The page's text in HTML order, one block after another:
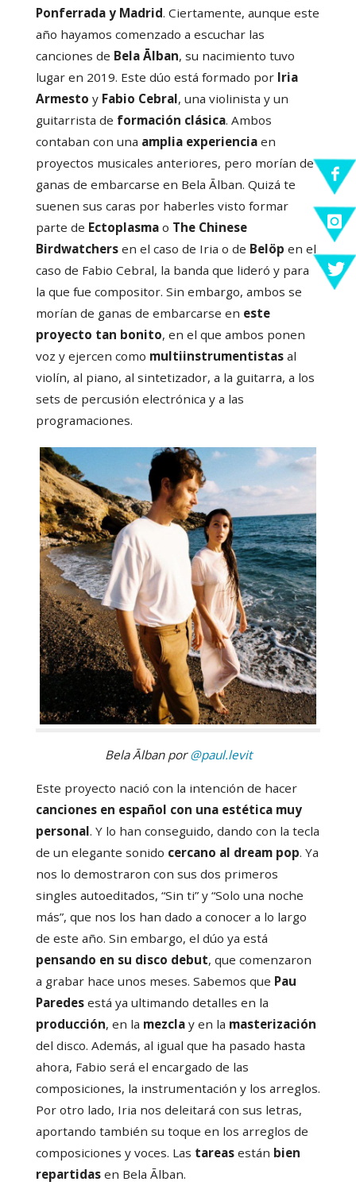
Ponferrada y Madrid. Ciertamente, aunque este
año hayamos comenzado a escuchar las
canciones de Bela Ālban, su nacimiento tuvo
lugar en 2019. Este dúo está formado por Iria
Armesto y Fabio Cebral, una violinista y un
guitarrista de formación clásica. Ambos
contaban con una amplia experienciaen
proyectos musicales anteriores, pero morían de
ganas de embarcarse en Bela Ālban. Quizá te
suenen sus caras por haberles visto formar
parte de Ectoplasmao The Chinese
Birdwatchersen el caso de Iria o de Belöp en el
caso de Fabio Cebral, la banda que lideró y para
la que fue compositor. Sin embargo, ambos se
morían de ganas de embarcarse en este
proyecto tan bonito, en el que ambos ponen
voz y ejercen como multiinstrumentistas al
violín, al piano, al sintetizador, a la guitarra, a los
sets de percusión electrónica y a las
programaciones.
Bela Ālban por @paul.levit
Este proyecto nació con la intención de hacer
canciones en español con una estética muy
personal. Y lo han conseguido, dando con la tecla
de un elegante sonido cercano al dream pop. Ya
nos lo demostraron con sus dos primeros
singles autoeditados, “Sin ti” y “Solo una noche
más”, que nos los han dado a conocer a lo largo
de este año. Sin embargo, el dúo ya está
pensando en su disco debut, que comenzaron
a grabar hace unos meses. Sabemos que Pau
Paredesestá ya ultimando detalles en la
producción, en la mezclay en la masterización
del disco. Además, al igual que ha pasado hasta
ahora, Fabio será el encargado de las
composiciones, la instrumentación y los arreglos.
Por otro lado, Iria nos deleitará con sus letras,
aportando también su toque en los arreglos de
composiciones y voces. Las tareas están bien
repartidasen Bela Ālban.